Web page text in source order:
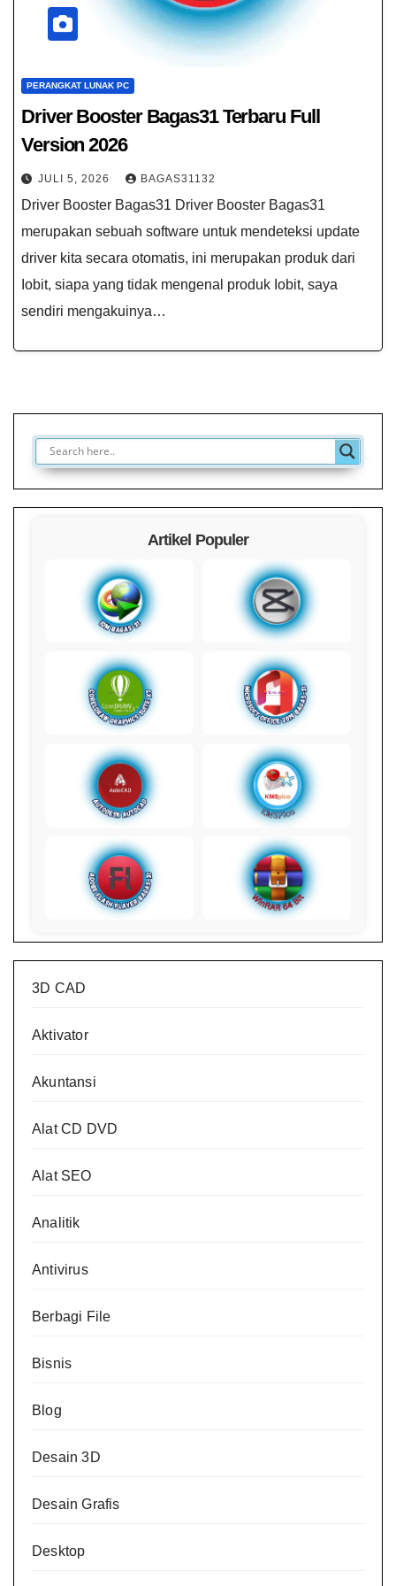
PERANGKAT LUNAK PC
Driver Booster Bagas31​ Terbaru Full
Version 2026
JULI 5, 2026 BAGAS31132
Driver Booster Bagas31​ Driver Booster Bagas31​
merupakan sebuah software untuk mendeteksi update
driver kita secara otomatis, ini merupakan produk dari
Iobit, siapa yang tidak mengenal produk Iobit, saya
sendiri mengakuinya…
Artikel Populer
3D CAD
Aktivator
Akuntansi
Alat CD DVD
Alat SEO
Analitik
Antivirus
Berbagi File
Bisnis
Blog
Desain 3D
Desain Grafis
Desktop